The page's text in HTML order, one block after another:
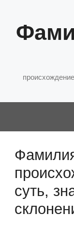
содержимому
суть,